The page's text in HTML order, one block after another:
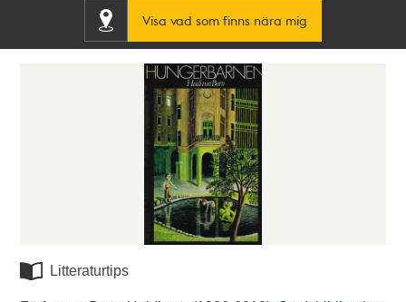
Visa vad som finns nära mig
Litteraturtips